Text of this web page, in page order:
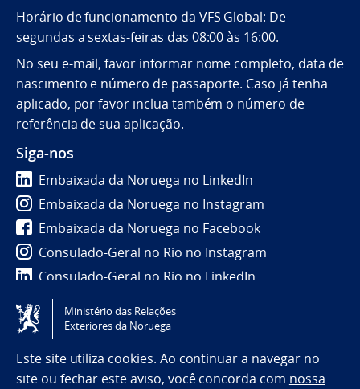
Horário de funcionamento da VFS Global: De
segundas a sextas-feiras das 08:00 às 16:00.
No seu e-mail, favor informar nome completo, data de
nascimento e número de passaporte. Caso já tenha
aplicado, por favor inclua também o número de
referência de sua aplicação.
Siga-nos
Embaixada da Noruega no LinkedIn
Embaixada da Noruega no Instagram
Embaixada da Noruega no Facebook
Consulado-Geral no Rio no Instagram
Consulado-Geral no Rio no LinkedIn
Tilgjengelighetserklæring / Accessibility statement
(NO)
Ministério das Relações
Exteriores da Noruega
Este site utiliza cookies. Ao continuar a navegar no
site ou fechar este aviso, você concorda com nossa